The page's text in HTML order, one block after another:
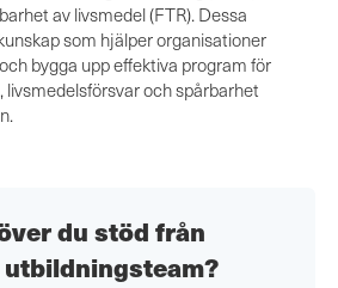
av livsmedel (FTR). Dessa
som hjälper organisationer
bygga upp effektiva program för
livsmedelsförsvar och spårbarhet
du stöd från